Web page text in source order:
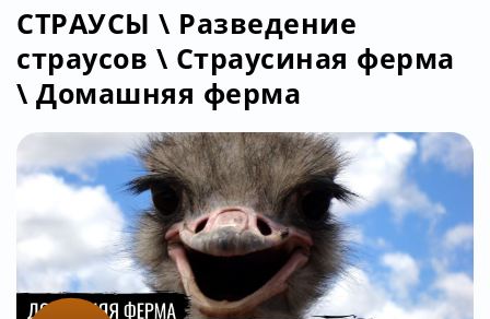
ПЕРЕДАЧИ
ТЕЛЕПРОГРАММА
РЕКЛАМОДАТЕЛЯМ
СТРАУСЫ \ Разведение
страусов \ Страусиная ферма
\ Домашняя ферма